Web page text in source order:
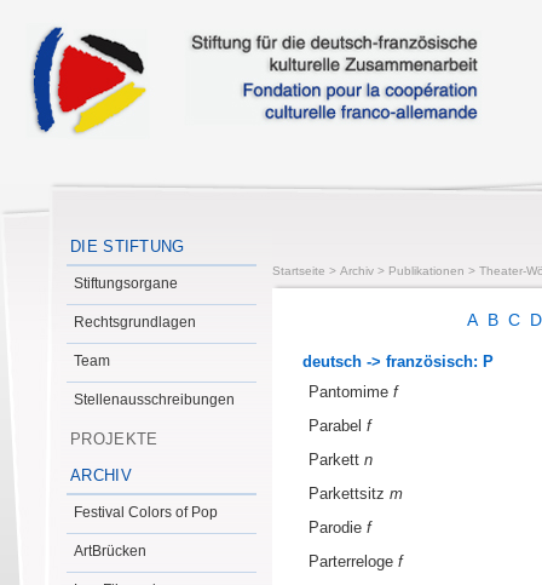
DIE STIFTUNG
Stiftungsorgane
Rechtsgrundlagen
Team
Stellenausschreibungen
PROJEKTE
ARCHIV
Festival Colors of Pop
ArtBrücken
Startseite > Archiv > Publikationen > Theater-
A B C
deutsch -> französisch: P
Pantomime f
Parabel f
Parkett n
Parkettsitz m
Parodie f
Parterreloge f